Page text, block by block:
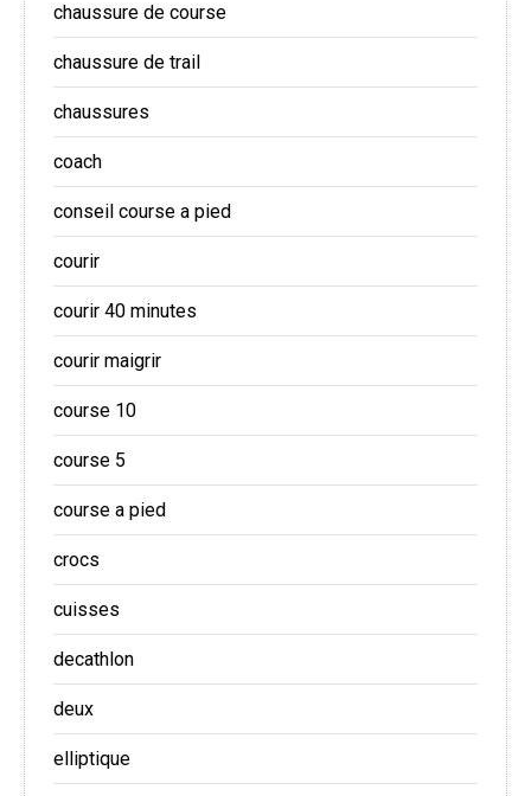
chaussure de course
chaussure de trail
chaussures
coach
conseil course a pied
courir
courir 40 minutes
courir maigrir
course 10
course 5
course a pied
crocs
cuisses
decathlon
deux
elliptique